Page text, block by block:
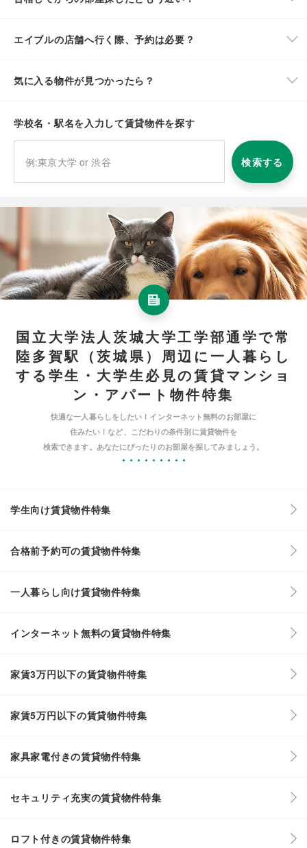
エイブルの店舗へ行く際、予約は必要？
気に入る物件が見つかったら？
学校名・駅名を入力して賃貸物件を探す
検索する
国立大学法人茨城大学工学部通学で常
陸多賀駅（茨城県）周辺に一人暮らし
する学生・大学生必見の賃貸マンショ
ン・アパート物件特集
快適な一人暮らしをしたい！インターネット無料のお部屋に
住みたい！など、こだわりの条件別に賃貸物件を
検索できます。あなたにぴったりのお部屋を探してみましょう。
学生向け賃貸物件特集
合格前予約可の賃貸物件特集
一人暮らし向け賃貸物件特集
インターネット無料の賃貸物件特集
家賃3万円以下の賃貸物件特集
家賃5万円以下の賃貸物件特集
家具家電付きの賃貸物件特集
セキュリティ充実の賃貸物件特集
ロフト付きの賃貸物件特集